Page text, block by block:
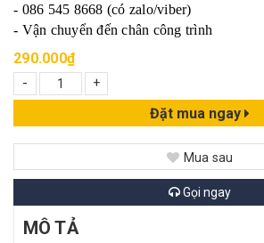
- 086 545 8668 (có zalo/viber)
- Vận chuyển đến chân công trình
290.000₫
-
+
Đặt mua ngay
Mua sau
Gọi ngay
MÔ TẢ